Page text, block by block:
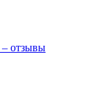
– отзывы